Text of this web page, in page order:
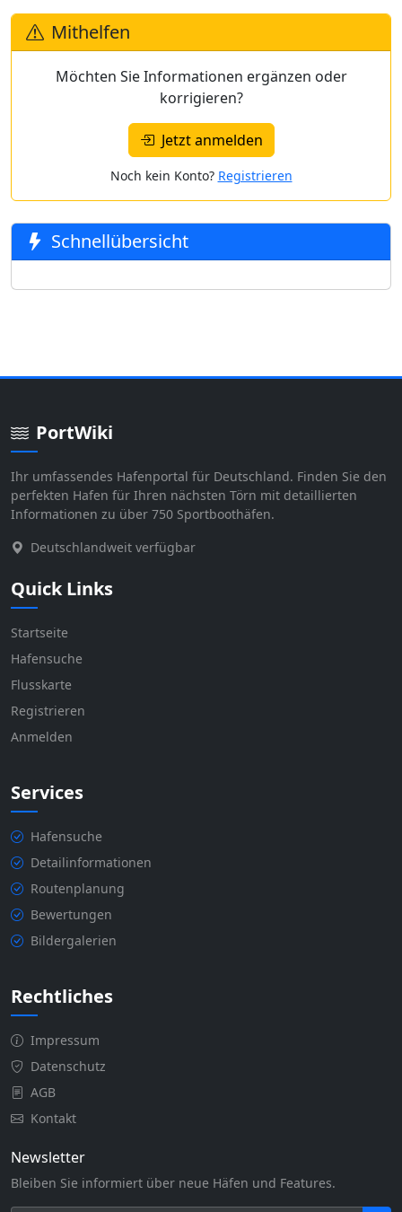
Mithelfen
Möchten Sie Informationen ergänzen oder
korrigieren?
Jetzt anmelden
Noch kein Konto? Registrieren
Schnellübersicht
PortWiki
Ihr umfassendes Hafenportal für Deutschland. Finden Sie den
perfekten Hafen für Ihren nächsten Törn mit detaillierten
Informationen zu über 750 Sportboothäfen.
Deutschlandweit verfügbar
Quick Links
Startseite
Hafensuche
Flusskarte
Registrieren
Anmelden
Services
Hafensuche
Detailinformationen
Routenplanung
Bewertungen
Bildergalerien
Rechtliches
Impressum
Datenschutz
AGB
Kontakt
Newsletter
Bleiben Sie informiert über neue Häfen und Features.